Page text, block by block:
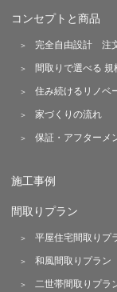
コンセプトと商品
完全自由設計 注
間取りで選べる 規
住み続けるリノベ
家づくりの流れ
保証・アフターメ
施工事例
間取りプラン
平屋住宅間取りプ
和風間取りプラン
二世帯間取りプラ